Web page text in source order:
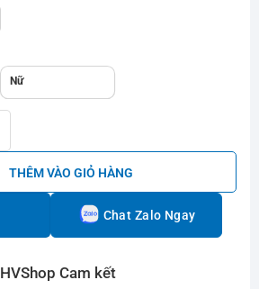
Nữ
THÊM VÀO GIỎ HÀNG
Chat Zalo Ngay
HVShop Cam kết